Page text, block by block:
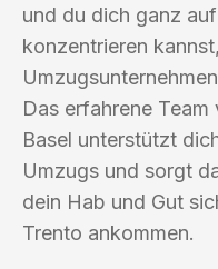
und du dich ganz
konzentrieren
Das erfahrene
Basel unterstützt
Umzugs und sorgt
dein Hab und Gut
Trento ankommen.